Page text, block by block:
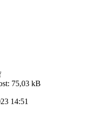
75,03 kB
14:51